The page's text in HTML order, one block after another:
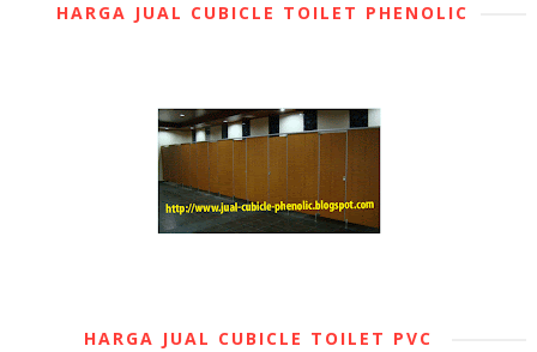
HARGA JUAL CUBICLE TOILET PHENOLIC
HARGA JUAL CUBICLE TOILET PVC